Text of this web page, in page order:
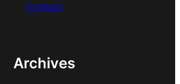
Contact
Archives